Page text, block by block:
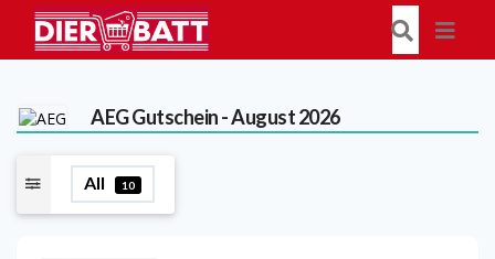
AEGGutschein - August 2026
All 10